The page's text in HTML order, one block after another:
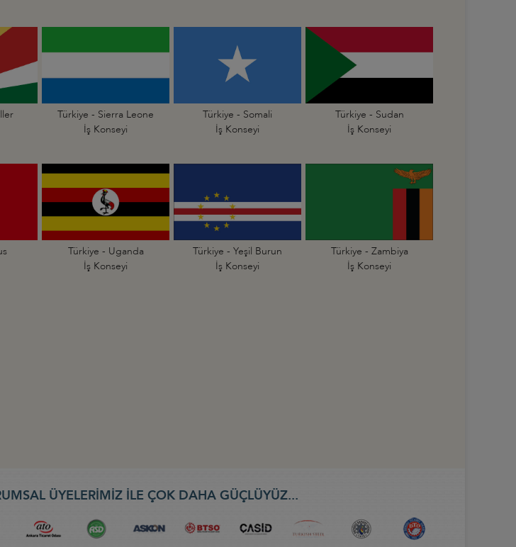
Türkiye - Sierra Leone
İş Konseyi
Türkiye - Somali
İş Konseyi
Türkiye - Sudan
İş Konseyi
Türkiye - Uganda
İş Konseyi
Türkiye - Yeşil Burun
İş Konseyi
Türkiye - Zambiya
İş Konseyi
ÜYELERİMİZ İLE ÇOK DAHA GÜÇLÜYÜZ...